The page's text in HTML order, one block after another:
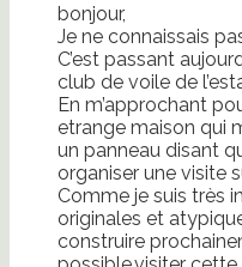
bonjour,
Je ne connaissais
C’est passant
club de voile de
En m’approchant
etrange maison qui
un panneau disant
organiser une visite
Comme je suis très
originales et
construire